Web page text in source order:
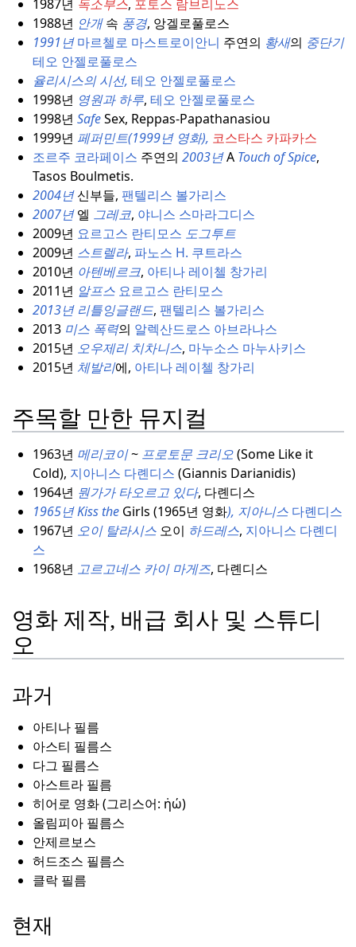
1987년 독소부스, 포토스 람브리노스
1988년 안개속 풍경, 앙겔로풀로스
1991년 마르첼로 마스트로이안니 주연의 황새의 중단기
테오 안젤로풀로스
율리시스의 시선, 테오 안젤로풀로스
1998년 영원과 하루, 테오 안젤로풀로스
1998년 SafeSex, Reppas-Papathanasiou
1999년 페퍼민트(1999년 영화), 코스타스 카파카스
조르주 코라페이스 주연의 2003년A Touch of Spice,
Tasos Boulmetis.
2004년신부들, 팬텔리스 볼가리스
2007년엘 그레코, 야니스 스마라그디스
2009년 요르고스 란티모스 도그투트
2009년 스트렐라, 파노스 H. 쿠트라스
2010년 아텐베르크, 아티나 레이첼 창가리
2011년 알프스 요르고스 란티모스
2013년 리틀잉글랜드, 팬텔리스 볼가리스
2013 미스 폭력의 알렉산드로스 아브라나스
2015년 오우제리 치차니스, 마누소스 마누사키스
2015년 체발리에, 아티나 레이첼 창가리
주목할 만한 뮤지컬
1963년 메리코이~ 프로토문 크리오(Some Like it
Cold), 지아니스 다롄디스 (Giannis Darianidis)
1964년 뭔가가 타오르고 있다, 다롄디스
1965년 Kiss the Girls (1965년 영화), 지아니스 다롄디스
1967년 오이 탈라시스오이 하드레스, 지아니스 다롄디
스
1968년 고르고네스 카이 마게즈, 다롄디스
영화 제작, 배급 회사 및 스튜디
오
과거
아티나 필름
아스티 필름스
다그 필름스
아스트라 필름
히어로 영화 (그리스어: ἡώ)
올림피아 필름스
안제르보스
허드조스 필름스
클락 필름
현재